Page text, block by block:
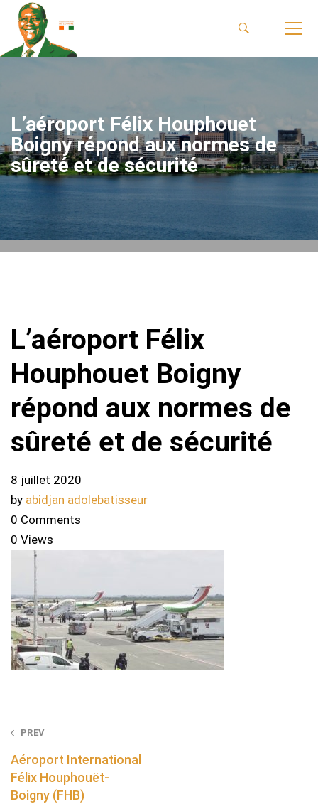
L’aéroport Félix Houphouet
Boigny répond aux normes de
sûreté et de sécurité
L’aéroport Félix
Houphouet Boigny
répond aux normes de
sûreté et de sécurité
8 juillet 2020
by abidjan adolebatisseur
0 Comments
0 Views
Post
navigation
PREV
Aéroport International
Félix Houphouët-
Boigny (FHB)